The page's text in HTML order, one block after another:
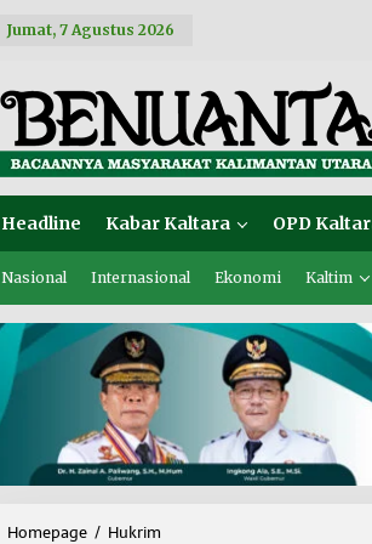
Jumat, 7 Agustus 2026
Headline Kabar Kaltara OPD
Nasional Internasional Ekonomi Kaltim
Homepage / Hukrim